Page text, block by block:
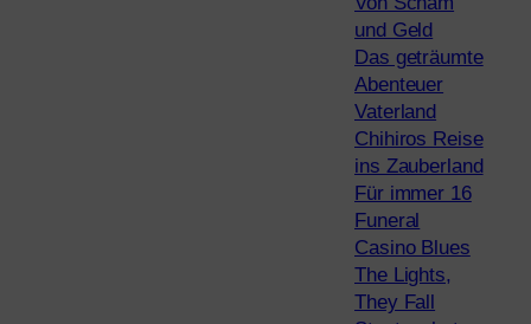
und Geld
Das geträumte
Abenteuer
Vaterland
Chihiros Reise
ins Zauberland
Für immer 16
Funeral
Casino Blues
The Lights,
They Fall